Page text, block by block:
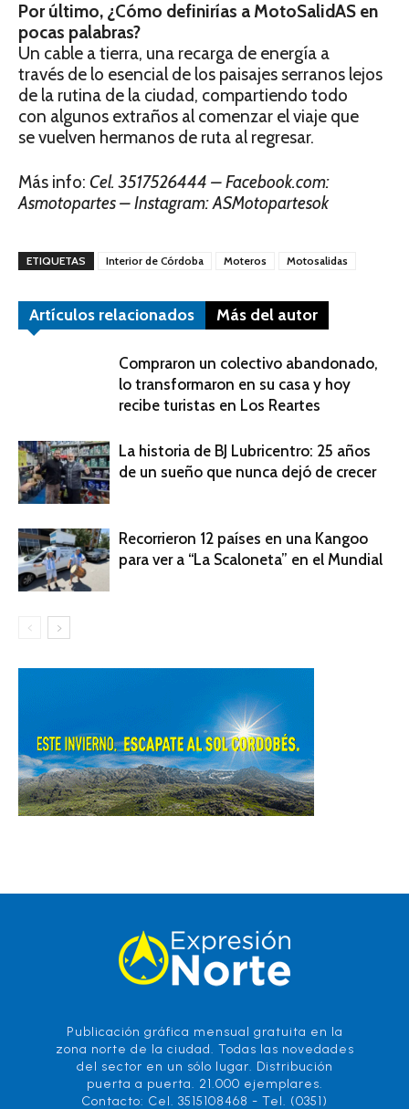
Por último, ¿Cómo definirías a MotoSalidAS en
pocas palabras?
Un cable a tierra, una recarga de energía a
través de lo esencial de los paisajes serranos lejos
de la rutina de la ciudad, compartiendo todo
con algunos extraños al comenzar el viaje que
se vuelven hermanos de ruta al regresar.
Más info: Cel. 3517526444 –Facebook.com:
Asmotopartes –Instagram: ASMotopartesok
ETIQUETAS Interior de Córdoba Moteros Motosalidas
Artículos relacionados Más del autor
Compraron un colectivo abandonado,
lo transformaron en su casa y hoy
recibe turistas en Los Reartes
La historia de BJ Lubricentro: 25 años
de un sueño que nunca dejó de crecer
Recorrieron 12 países en una Kangoo
para ver a “La Scaloneta” en el Mundial
Publicación gráfica mensual gratuita en la
zona norte de la ciudad. Todas las novedades
del sector en un sólo lugar. Distribución
puerta a puerta. 21.000 ejemplares.
Contacto: Cel. 3515108468 - Tel. (0351)